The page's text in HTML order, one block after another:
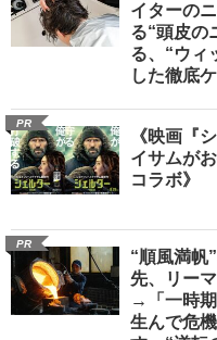
イターの
る“頭皮の
る、“ウィ
した徹底
PR
《映画『
イサムが
コラボ》
PR
“順風満帆
先、リー
→「一時
生んで危